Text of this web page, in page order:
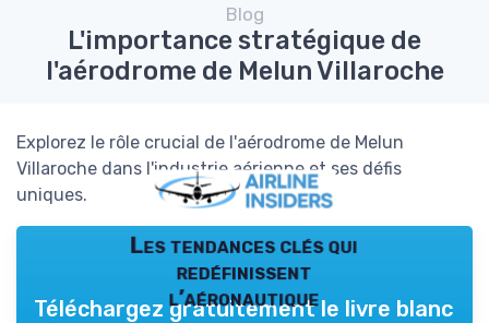
Blog
L'importance stratégique de
l'aérodrome de Melun Villaroche
Explorez le rôle crucial de l'aérodrome de Melun
Villaroche dans l'industrie aérienne et ses défis
uniques.
Les tendances clés qui
redéfinissent
l’aéronautique
Téléchargez gratuitement le livre blanc